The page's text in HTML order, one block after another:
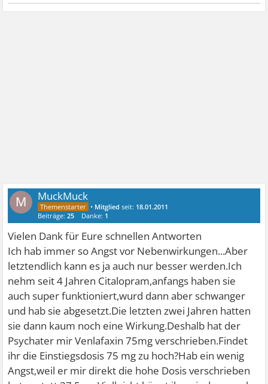
M MuckMuck
• Mitglied seit: 18.01.2011
Beiträge:25 Danke: 1
Vielen Dank für Eure schnellen Antworten
Ich hab immer so Angst vor Nebenwirkungen...Aber
letztendlich kann es ja auch nur besser werden.Ich
nehm seit 4 Jahren Citalopram,anfangs haben sie
auch super funktioniert,wurd dann aber schwanger
und hab sie abgesetzt.Die letzten zwei Jahren hatten
sie dann kaum noch eine Wirkung.Deshalb hat der
Psychater mir Venlafaxin 75mg verschrieben.Findet
ihr die Einstiegsdosis 75 mg zu hoch?Hab ein wenig
Angst,weil er mir direkt die hohe Dosis verschrieben